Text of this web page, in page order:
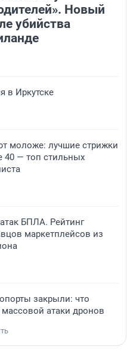
Новый
убийства
в Иркутске
моложе: лучшие стрижки
— топ стильных
БПЛА. Рейтинг
маркетплейсов из
закрыли: что
атаки дронов